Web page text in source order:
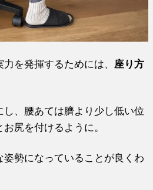
を発揮するためには、 座り方
、腰あては臍より少し低い位
尻を付けるように。
勢になっていることが良くわ